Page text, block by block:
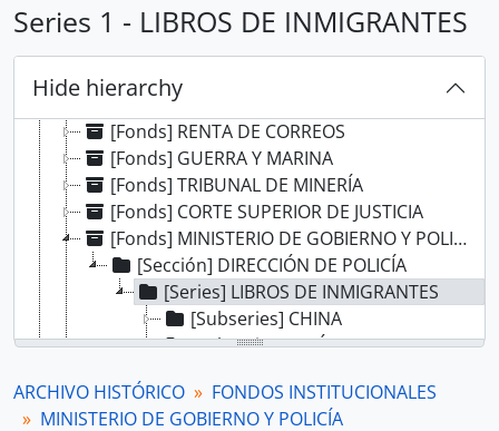
Series 1 - LIBROS DE INMIGRANTES
Hide hierarchy
[Record group] ARCHIVO HISTÓRICO
[Agrupación documental] FONDOS INSTITUCIONALES
[Fonds] CABILDO DE LIMA
[Fonds] REAL AUDIENCIA DE LIMA
[Fonds] RENTA DE CORREOS
[Fonds] GUERRA Y MARINA
[Fonds] TRIBUNAL DE MINERÍA
[Fonds] CORTE SUPERIOR DE JUSTICIA
[Fonds] MINISTERIO DE GOBIERNO Y POLICÍA
[Sección] DIRECCIÓN DE POLICÍA
[Series] LIBROS DE INMIGRANTES
[Subseries] CHINA
[Subseries] JAPÓN
[Subseries] ESPAÑA
[Subseries] INGLATERRA
ARCHIVO HISTÓRICO
FONDOS INSTITUCIONALES
MINISTERIO DE GOBIERNO Y POLICÍA